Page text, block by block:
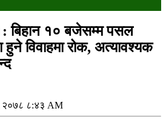
: बिहान १० बजेसम्म पसल
हुने विवाहमा रोक, अत्यावश्यक
२०७८ ८:४३ AM